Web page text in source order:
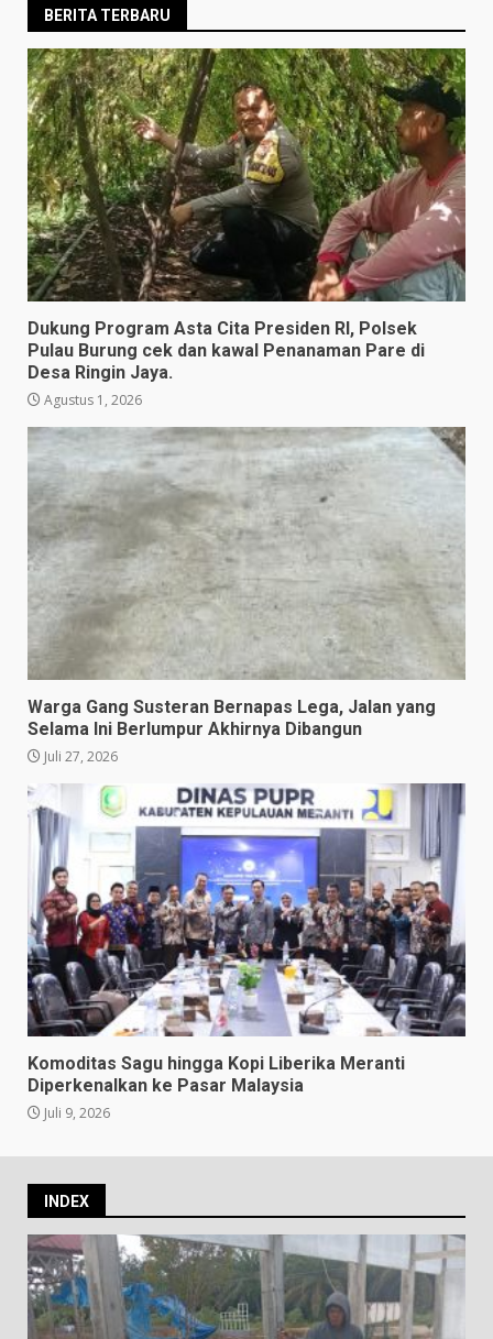
BERITA TERBARU
Dukung Program Asta Cita Presiden RI, Polsek
Pulau Burung cek dan kawal Penanaman Pare di
Desa Ringin Jaya.
Agustus 1, 2026
Warga Gang Susteran Bernapas Lega, Jalan yang
Selama Ini Berlumpur Akhirnya Dibangun
Juli 27, 2026
Komoditas Sagu hingga Kopi Liberika Meranti
Diperkenalkan ke Pasar Malaysia
Juli 9, 2026
INDEX